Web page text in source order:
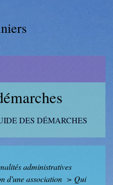
DES DÉMARCHES
administratives
d'une association > Qui